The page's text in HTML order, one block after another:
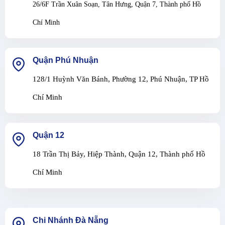
26/6F Trần Xuân Soạn, Tân Hưng, Quận 7, Thành phố Hồ
Chí Minh
Quận Phú Nhuận
128/1 Huỳnh Văn Bánh, Phường 12, Phú Nhuận, TP Hồ
Chí Minh
Quận 12
18 Trần Thị Bảy, Hiệp Thành, Quận 12, Thành phố Hồ
Chí Minh
Chi Nhánh Đà Nẵng